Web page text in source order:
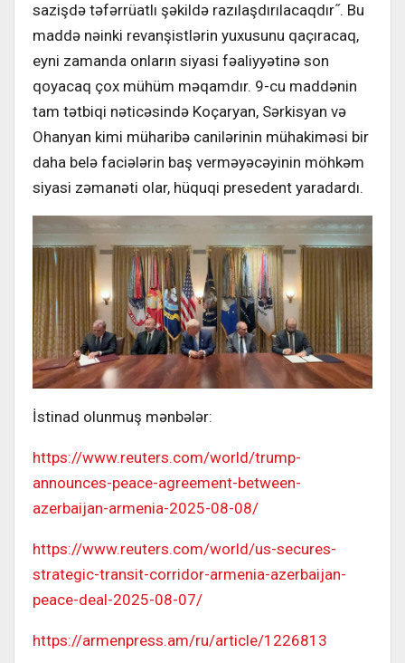
sazişdə təfərrüatlı şəkildə razılaşdırılacaqdır˝. Bu
maddə nəinki revanşistlərin yuxusunu qaçıracaq,
eyni zamanda onların siyasi fəaliyyətinə son
qoyacaq çox mühüm məqamdır. 9-cu maddənin
tam tətbiqi nəticəsində Koçaryan, Sərkisyan və
Ohanyan kimi müharibə canilərinin mühakiməsi bir
daha belə faciələrin baş verməyəcəyinin möhkəm
siyasi zəmanəti olar, hüquqi presedent yaradardı.
İstinad olunmuş mənbələr:
https://www.reuters.com/world/trump-
announces-peace-agreement-between-
azerbaijan-armenia-2025-08-08/
https://www.reuters.com/world/us-secures-
strategic-transit-corridor-armenia-azerbaijan-
peace-deal-2025-08-07/
https://armenpress.am/ru/article/1226813